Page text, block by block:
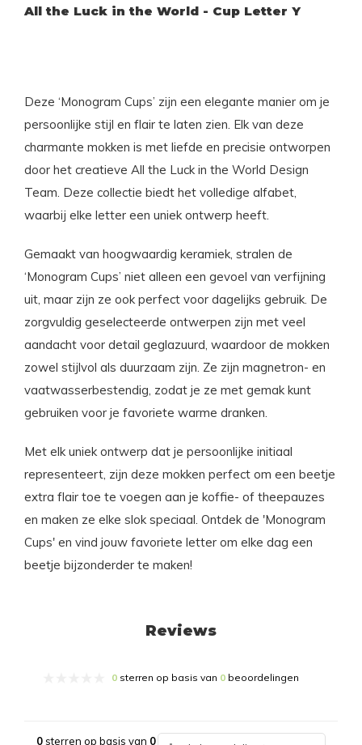
All the Luck in the World - Cup Letter Y
Deze ‘Monogram Cups’ zijn een elegante manier om je
persoonlijke stijl en flair te laten zien. Elk van deze
charmante mokken is met liefde en precisie ontworpen
door het creatieve All the Luck in the World Design
Team. Deze collectie biedt het volledige alfabet,
waarbij elke letter een uniek ontwerp heeft.
Gemaakt van hoogwaardig keramiek, stralen de
‘Monogram Cups’ niet alleen een gevoel van verfijning
uit, maar zijn ze ook perfect voor dagelijks gebruik. De
zorgvuldig geselecteerde ontwerpen zijn met veel
aandacht voor detail geglazuurd, waardoor de mokken
zowel stijlvol als duurzaam zijn. Ze zijn magnetron- en
vaatwasserbestendig, zodat je ze met gemak kunt
gebruiken voor je favoriete warme dranken.
Met elk uniek ontwerp dat je persoonlijke initiaal
representeert, zijn deze mokken perfect om een beetje
extra flair toe te voegen aan je koffie- of theepauzes
en maken ze elke slok speciaal. Ontdek de 'Monogram
Cups' en vind jouw favoriete letter om elke dag een
beetje bijzonderder te maken!
Reviews
0 sterren op basis van 0 beoordelingen
0sterren op basis van 0